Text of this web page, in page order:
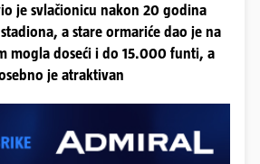
je svlačionicu nakon 20 godina
a stare ormariće dao je na
mogla doseći i do 15.000 funti, a
je atraktivan